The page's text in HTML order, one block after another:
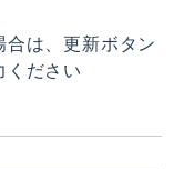
合は、更新ボタン
ください